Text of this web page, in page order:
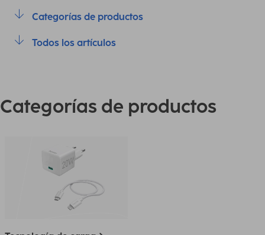
Categorías de productos
Todos los artículos
Categorías de productos